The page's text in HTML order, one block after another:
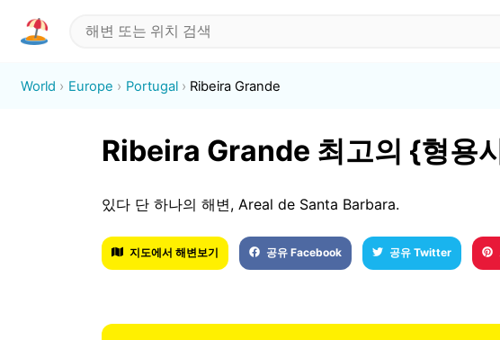
World Europe Portugal Ribeira Grande
Ribeira Grande 최고의 {형용
있다 단 하나의 해변, Areal de Santa Barbara.
지도에서 해변보기 공유 Facebook 공유 Twitter